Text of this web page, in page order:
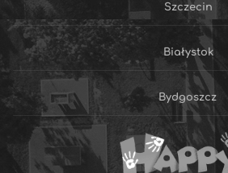
Szczecin
Białystok
Bydgoszcz